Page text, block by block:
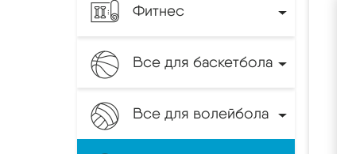
Фитнес
Все для баскетбола
Все для волейбола